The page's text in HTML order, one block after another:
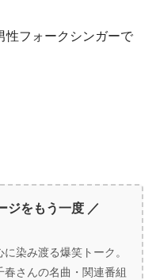
性フォークシンガーで
ジをもう一度 ／
染み渡る爆笑トーク。
さんの名曲・関連番組